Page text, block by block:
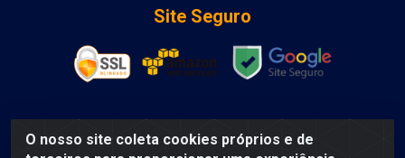
O nosso site coleta cookies próprios e de
Site Seguro
DCA DISTRIBUIDORA DE COSMETICOS LTDA - AV DEPUTADO